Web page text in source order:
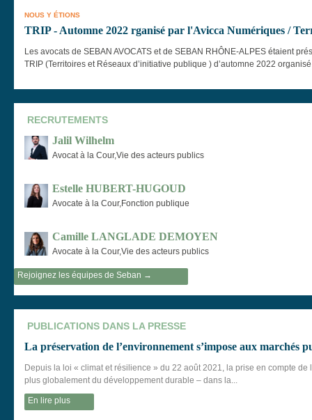
NOUS Y ÉTIONS
TRIP - Automne 2022 rganisé par l'Avicca Numériques /
Les avocats de SEBAN AVOCATS et de SEBAN RHÔNE-ALPES étaient
TRIP (Territoires et Réseaux d’initiative publique ) d’automne 2022
RECRUTEMENTS
Jalil Wilhelm
Avocat à la Cour,Vie des acteurs publics
Estelle HUBERT-HUGOUD
Avocate à la Cour,Fonction publique
Camille LANGLADE DEMOYEN
Avocate à la Cour,Vie des acteurs publics
Rejoignez les équipes de Seban →
PUBLICATIONS DANS LA PRESSE
La préservation de l’environnement s’impose aux marchés
Depuis la loi « climat et résilience » du 22 août 2021, la prise en compte de
plus globalement du développement durable – dans la...
En lire plus